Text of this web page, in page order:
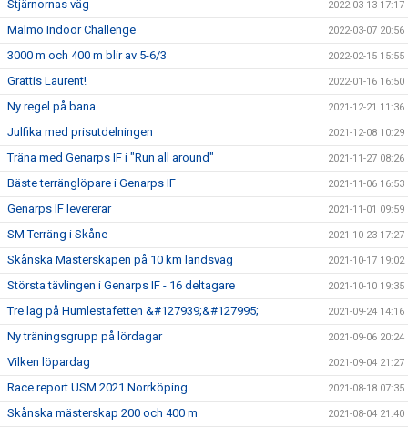
Stjärnornas väg 2022-03-13 17:17
Malmö Indoor Challenge 2022-03-07 20:56
3000 m och 400 m blir av 5-6/3 2022-02-15 15:55
Grattis Laurent! 2022-01-16 16:50
Ny regel på bana 2021-12-21 11:36
Julfika med prisutdelningen 2021-12-08 10:29
Träna med Genarps IF i "Run all around" 2021-11-27 08:26
Bäste terränglöpare i Genarps IF 2021-11-06 16:53
Genarps IF levererar 2021-11-01 09:59
SM Terräng i Skåne 2021-10-23 17:27
Skånska Mästerskapen på 10 km landsväg 2021-10-17 19:02
Största tävlingen i Genarps IF - 16 deltagare 2021-10-10 19:35
Tre lag på Humlestafetten &#127939;&#127995; 2021-09-24 14:16
Ny träningsgrupp på lördagar 2021-09-06 20:24
Vilken löpardag 2021-09-04 21:27
Race report USM 2021 Norrköping 2021-08-18 07:35
Skånska mästerskap 200 och 400 m 2021-08-04 21:40